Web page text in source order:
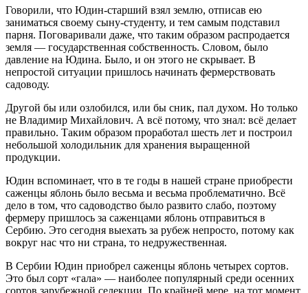
Говорили, что Юдин-старший взял землю, отписав ею
заниматься своему сыну-студенту, и тем самым подставил
парня. Поговаривали даже, что таким образом распродается
земля — государственная собственность. Словом, было
давление на Юдина. Было, и он этого не скрывает. В
непростой ситуации пришлось начинать фермерствовать
садоводу.
Другой бы или озлобился, или бы сник, пал духом. Но только
не Владимир Михайлович. А всё потому, что знал: всё делает
правильно. Таким образом проработал шесть лет и построил
небольшой холодильник для хранения выращенной
продукции.
Юдин вспоминает, что в те годы в нашей стране приобрести
саженцы яблонь было весьма и весьма проблематично. Всё
дело в том, что садоводство было развито слабо, поэтому
фермеру пришлось за саженцами яблонь отправиться в
Сербию. Это сегодня выехать за рубеж непросто, потому как
вокруг нас что ни страна, то недружественная.
В Сербии Юдин приобрел саженцы яблонь четырех сортов.
Это был сорт «гала» — наиболее популярный среди осенних
сортов зарубежной селекции. По крайней мере, на тот момент